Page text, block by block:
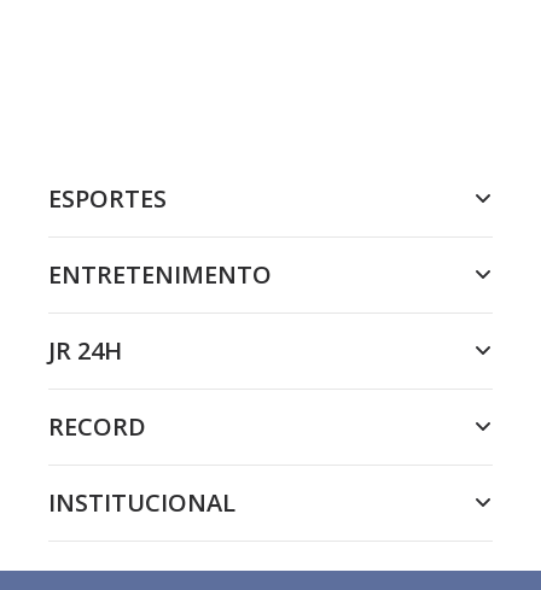
ESPORTES
ENTRETENIMENTO
JR 24H
RECORD
INSTITUCIONAL